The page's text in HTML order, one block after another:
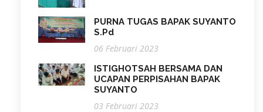
PURNA TUGAS BAPAK SUYANTO
S.Pd
06 Februari 2023
ISTIGHOTSAH BERSAMA DAN
UCAPAN PERPISAHAN BAPAK
SUYANTO
03 Februari 2023